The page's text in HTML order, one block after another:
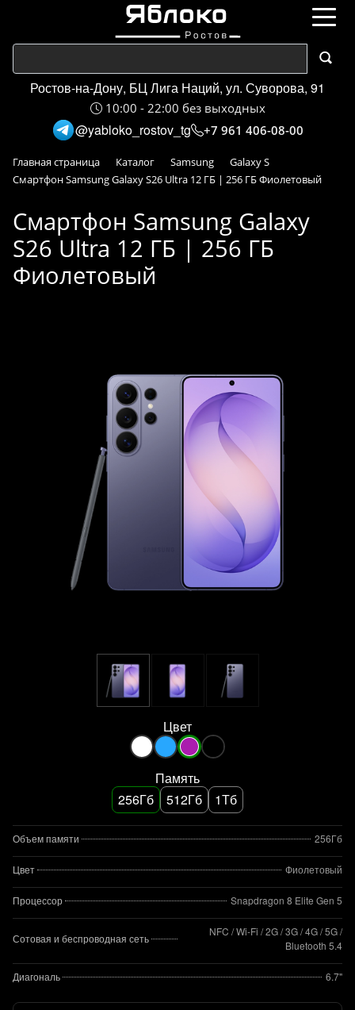
Ростов-на-Дону, БЦ Лига Наций, ул. Суворова, 91
10:00 - 22:00 без выходных
@yabloko_rostov_tg +7 961 406-08-00
Главная страница Каталог Samsung
Galaxy S
Смартфон Samsung Galaxy S26 Ultra 12 ГБ | 256 ГБ Фиолетовый
Смартфон Samsung Galaxy
S26 Ultra 12 ГБ | 256 ГБ
Фиолетовый
Цвет
Память
256Гб
512Гб 1Тб
Объем памяти 256Гб
Цвет Фиолетовый
Процессор Snapdragon 8 Elite Gen 5
Сотовая и беспроводная сеть
NFC / Wi-Fi / 2G / 3G / 4G / 5G /
Bluetooth 5.4
Диагональ 6.7"